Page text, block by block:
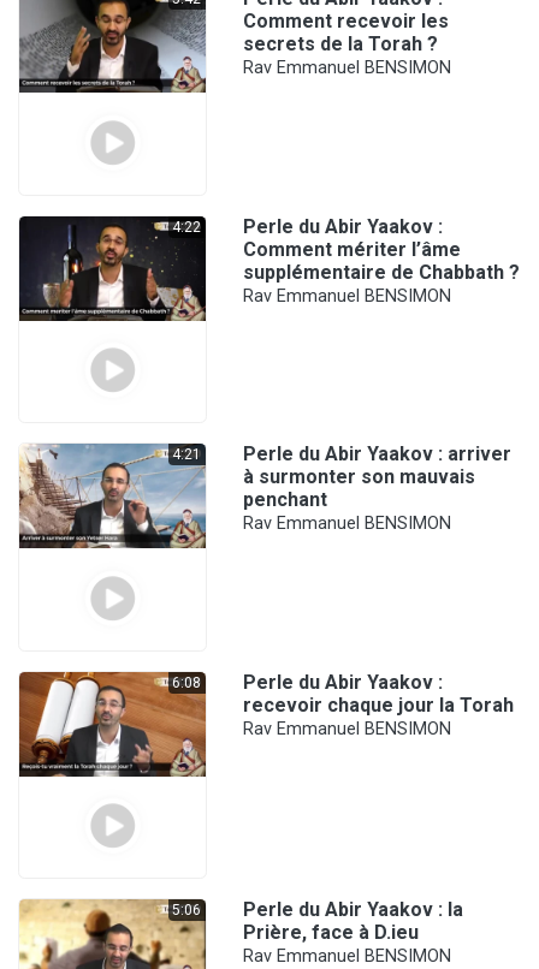
Comment recevoir les
secrets de la Torah ?
Rav Emmanuel BENSIMON
4:22
Perle du Abir Yaakov :
Comment mériter l’âme
supplémentaire de Chabbath ?
Rav Emmanuel BENSIMON
4:21
Perle du Abir Yaakov : arriver
à surmonter son mauvais
penchant
Rav Emmanuel BENSIMON
6:08
Perle du Abir Yaakov :
recevoir chaque jour la Torah
Rav Emmanuel BENSIMON
5:06
Perle du Abir Yaakov : la
Prière, face à D.ieu
Rav Emmanuel BENSIMON